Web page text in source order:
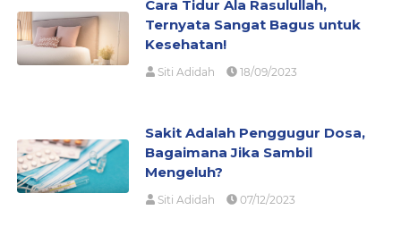
Cara Tidur Ala Rasulullah,
Ternyata Sangat Bagus untuk
Kesehatan!
Siti Adidah 18/09/2023
Sakit Adalah Penggugur Dosa,
Bagaimana Jika Sambil
Mengeluh?
Siti Adidah 07/12/2023